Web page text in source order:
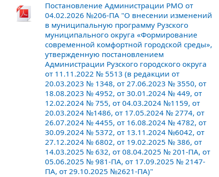
Постановление Администрации РМО от
04.02.2026 №206-ПА "О внесении изменений
в муниципальную программу Рузского
муниципального округа «Формирование
современной комфортной городской среды»,
утвержденную постановлением
Администрации Рузского городского округа
от 11.11.2022 № 5513 (в редакции от
20.03.2023 № 1348, от 27.06.2023 № 3550, от
18.08.2023 № 4952, от 30.01.2024 № 449, от
12.02.2024 № 755, от 04.03.2024 №1159, от
20.03.2024 №1486, от 17.05.2024 № 2774, от
26.07.2024 № 4455, от 16.08.2024 № 4782, от
30.09.2024 № 5372, от 13.11.2024 №6042, от
27.12.2024 № 6802, от 19.02.2025 № 386, от
14.03.2025 № 632, от 08.04.2025 № 201-ПА, от
05.06.2025 № 981-ПА, от 17.09.2025 № 2147-
ПА, от 29.10.2025 №2621-ПА)"